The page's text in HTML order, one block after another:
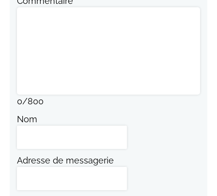
0/800
Nom
Adresse de messagerie